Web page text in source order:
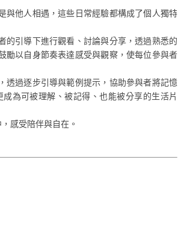
與他人相遇，這些日常經驗都構成了個人獨特
的引導下進行觀看、討論與分享，透過熟悉的
勵以自身節奏表達感受與觀察，使每位參與者
透過逐步引導與範例提示，協助參與者將記憶
為可被理解、被記得、也能被分享的生活片
感受陪伴與自在。